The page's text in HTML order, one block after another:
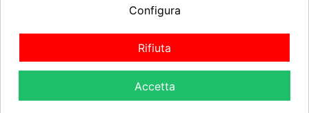
RICHIEDI REVOCA
Configura
Rifiuta
Accetta